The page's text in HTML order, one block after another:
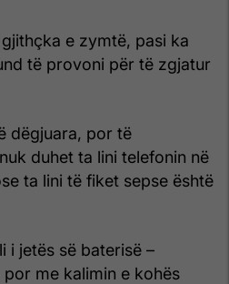
e zymtë, pasi ka
të provoni për të zgjatur
dëgjuara, por të
duhet ta lini telefonin në
ta lini të fiket sepse është
i jetës së baterisë –
me kalimin e kohës